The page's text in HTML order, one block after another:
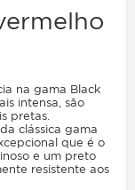
na gama Black
intensa, são
pretas.
clássica gama
que é o
e um preto
resistente aos